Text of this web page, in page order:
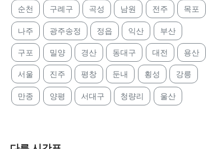
순천 구례구 곡성 남원 전주 목포
나주 광주송정 정읍 익산 부산
구포 밀양 경산 동대구 대전 용산
서울 진주 평창 둔내 횡성 강릉
만종 양평 서대구 청량리 울산